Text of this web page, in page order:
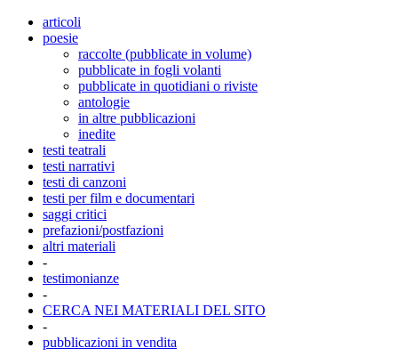
articoli
poesie
raccolte (pubblicate in volume)
pubblicate in fogli volanti
pubblicate in quotidiani o riviste
antologie
in altre pubblicazioni
inedite
testi teatrali
testi narrativi
testi di canzoni
testi per film e documentari
saggi critici
prefazioni/postfazioni
altri materiali
-
testimonianze
-
CERCA NEI MATERIALI DEL SITO
-
pubblicazioni in vendita